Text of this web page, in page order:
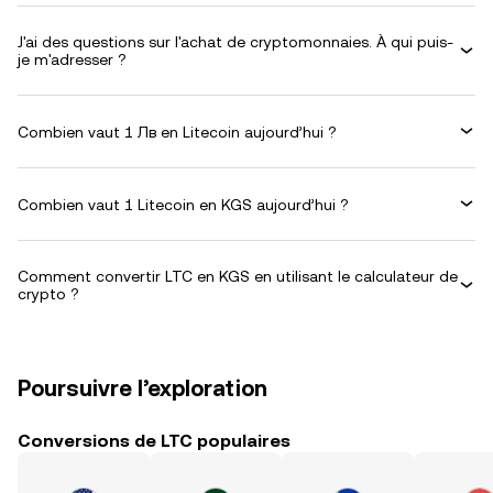
J'ai des questions sur l'achat de cryptomonnaies. À qui puis-
je m'adresser ?
Combien vaut 1 Лв en Litecoin aujourd’hui ?
Combien vaut 1 Litecoin en KGS aujourd’hui ?
Comment convertir LTC en KGS en utilisant le calculateur de
crypto ?
Poursuivre l’exploration
Conversions de LTC populaires